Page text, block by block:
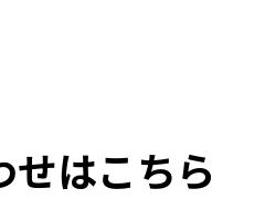
せはこちら